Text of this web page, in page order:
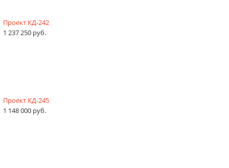
Проект КД-242
1 237 250 руб.
Проект КД-245
1 148 000 руб.